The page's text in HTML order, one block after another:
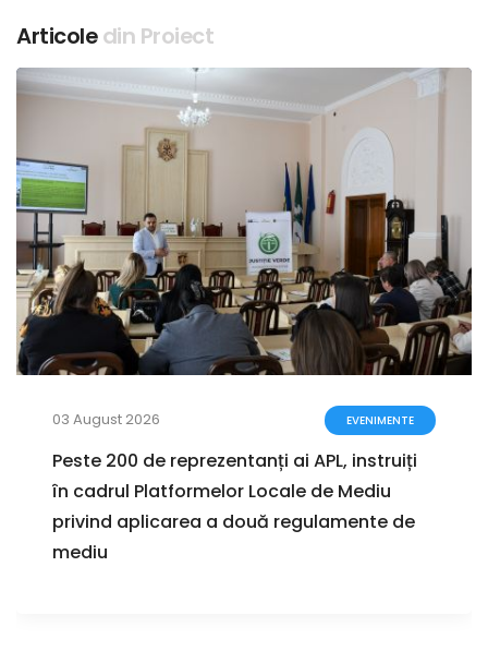
Articoledin Proiect
03 August 2026 EVENIMENTE
Peste 200 de reprezentanți ai APL, instruiți
în cadrul Platformelor Locale de Mediu
privind aplicarea a două regulamente de
mediu